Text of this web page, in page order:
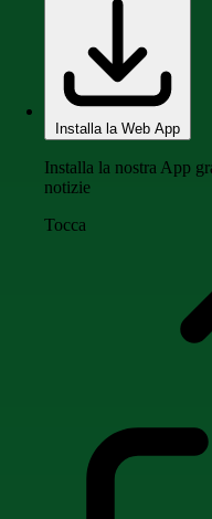
Installa la Web App
Installa la nostra App
notizie
Tocca